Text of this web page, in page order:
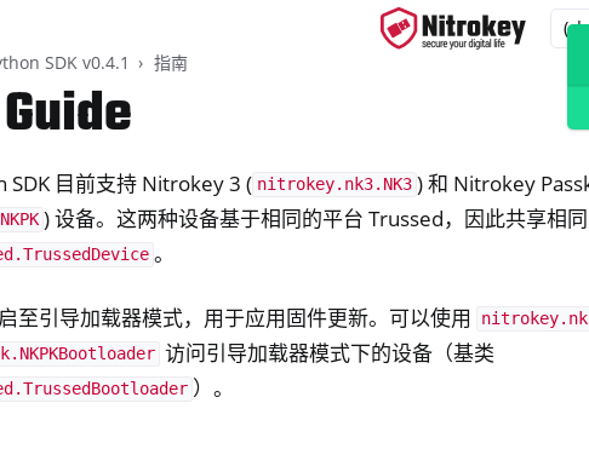
NitroPC
NitroTablet
NW750
SDK v0.4.1 指南
目前支持 Nitrokey 3 ( nitrokey.nk3.NK3 ) 和 Nitrokey
) 设备。这两种设备基于相同的平台 Trussed，因此共享相
。
至引导加载器模式，用于应用固件更新。可以使用
访问引导加载器模式下的设备（基类
）。